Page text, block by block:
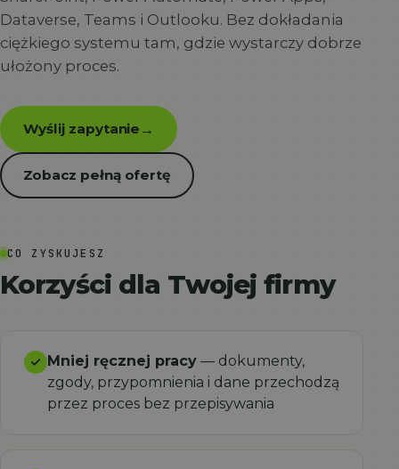
Dataverse, Teams i Outlooku. Bez dokładania
ciężkiego systemu tam, gdzie wystarczy dobrze
ułożony proces.
Wyślij zapytanie →
Zobacz pełną ofertę
CO ZYSKUJESZ
Korzyści dla Twojej firmy
Mniej ręcznej pracy — dokumenty,
zgody, przypomnienia i dane przechodzą
przez proces bez przepisywania